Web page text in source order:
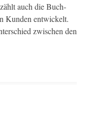
auch die Buch­
Kun­den entwick­elt.
zwis­chen den